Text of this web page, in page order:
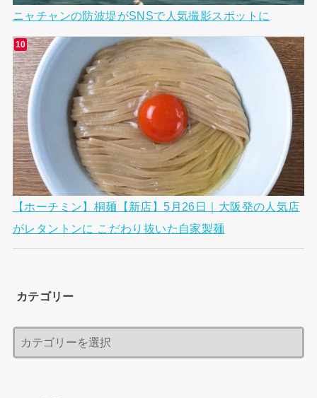
ニャチャンの防波堤がSNSで人気撮影スポットに
【ホーチミン】桐麺【新店】5月26日｜大阪発の人気店
がレタントンに こだわり抜いた自家製麺
カテゴリー